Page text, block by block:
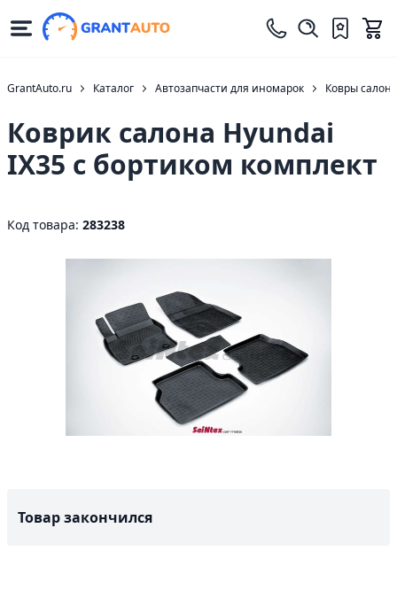
GrantAuto.ru Каталог Автозапчасти для иномарок Ковры салона
Коврик салона Hyundai
IX35 с бортиком комплект
Код товара: 283238
Товар закончился